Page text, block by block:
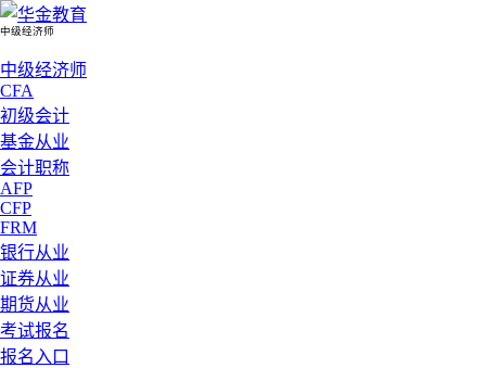
中级经济师
中级经济师
CFA
初级会计
基金从业
会计职称
AFP
CFP
FRM
银行从业
证券从业
期货从业
考试报名
报名入口